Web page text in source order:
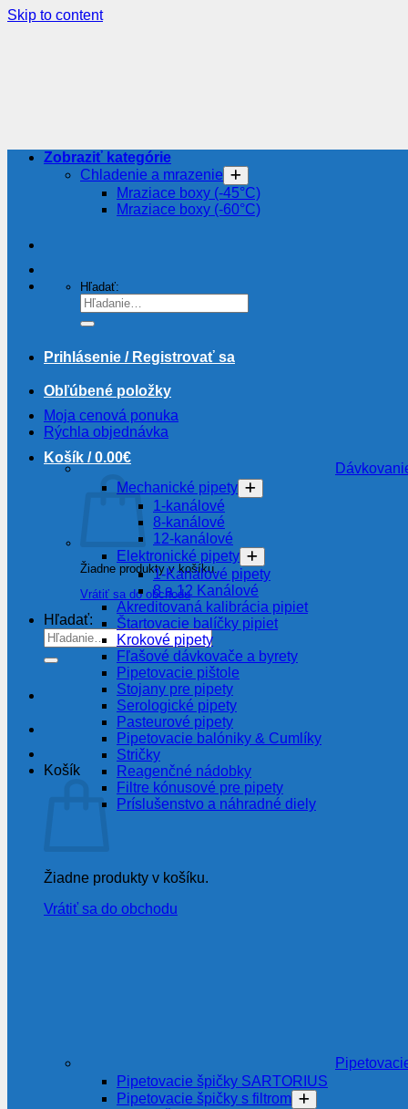
Skip to content
Hľadať:
Prihlásenie / Registrovať sa
Obľúbené položky
Moja cenová ponuka
Rýchla objednávka
Košík /0.00€
Žiadne produkty v košíku.
Vrátiť sa do obchodu
Hľadať:
Košík
Žiadne produkty v košíku.
Vrátiť sa do obchodu
Zobraziť kategórie
Chladenie a mrazenie
Mraziace boxy (-45°C)
Mraziace boxy (-60°C)
Mechanické pipety
1-kanálové
8-kanálové
12-kanálové
Elektronické pipety
1-Kanálové pipety
8 a 12 Kanálové
Akreditovaná kalibrácia pipiet
Štartovacie balíčky pipiet
Krokové pipety
Fľašové dávkovače a byrety
Pipetovacie pištole
Stojany pre pipety
Serologické pipety
Pasteurové pipety
Pipetovacie balóniky & Cumlíky
Stričky
Reagenčné nádobky
Filtre kónusové pre pipety
Príslušenstvo a náhradné diely
Pipetovacie špičky SARTORIUS
Pipetovacie špičky s filtrom